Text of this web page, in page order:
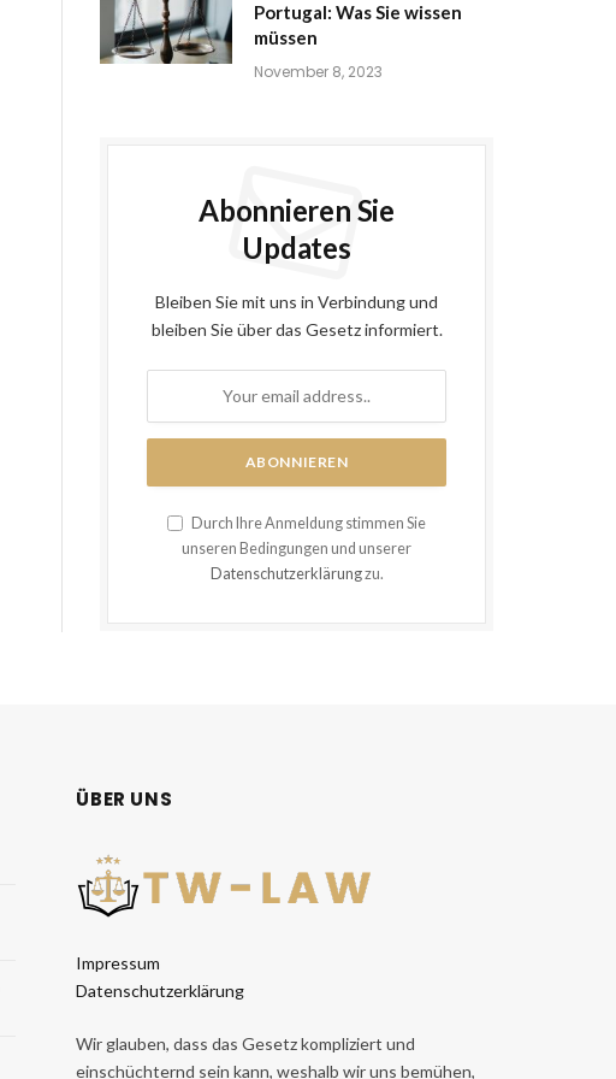
Portugal: Was Sie wissen
müssen
November 8, 2023
Abonnieren Sie
Updates
Bleiben Sie mit uns in Verbindung und
bleiben Sie über das Gesetz informiert.
Durch Ihre Anmeldung stimmen Sie
unseren Bedingungen und unserer
Datenschutzerklärungzu.
ÜBER UNS
Impressum
Datenschutzerklärung
Wir glauben, dass das Gesetz kompliziert und
einschüchternd sein kann, weshalb wir uns bemühen,